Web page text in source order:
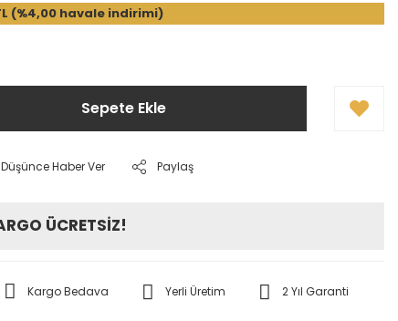
(%4,00 havale indirimi)
Sepete Ekle
Düşünce Haber Ver Paylaş
ÜCRETSİZ!
Kargo Bedava Yerli Üretim 2 Yıl Garanti